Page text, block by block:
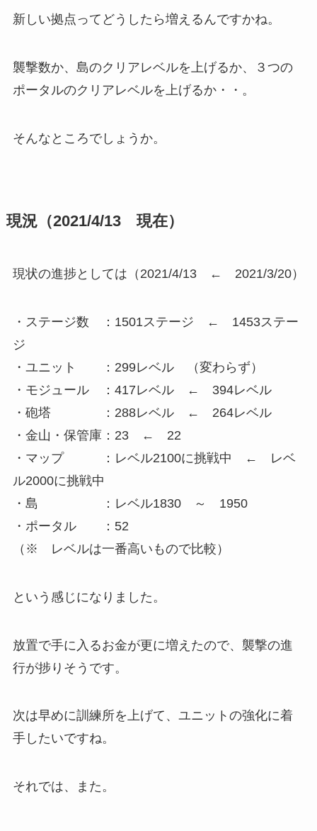
新しい拠点ってどうしたら増えるんですかね。
襲撃数か、島のクリアレベルを上げるか、３つの
ポータルのクリアレベルを上げるか・・。
そんなところでしょうか。
現況（2021/4/13 現在）
現状の進捗としては（2021/4/13 ← 2021/3/20）
・ステージ数 ：1501ステージ ← 1453ステー
ジ
・ユニット ：299レベル （変わらず）
・モジュール ：417レベル ← 394レベル
・砲塔 ：288レベル ← 264レベル
・金山・保管庫：23 ← 22
・マップ ：レベル2100に挑戦中 ← レベ
ル2000に挑戦中
・島 ：レベル1830 ～ 1950
・ポータル ：52
（※ レベルは一番高いもので比較）
という感じになりました。
放置で手に入るお金が更に増えたので、襲撃の進
行が捗りそうです。
次は早めに訓練所を上げて、ユニットの強化に着
手したいですね。
それでは、また。